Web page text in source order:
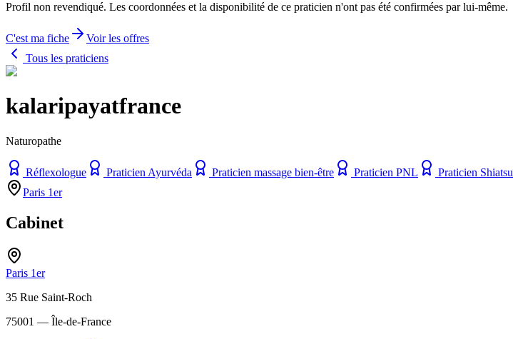
Profil non revendiqué. Les coordonnées et la disponibilité de ce praticien n'ont pas été confirmées par lui-même.
C'est ma fiche
Voir les offres
Tous les praticiens
kalaripayatfrance
Naturopathe
Réflexologue Praticien Ayurvéda Praticien massage bien-être Praticien PNL
Praticien Shiatsu
Paris 1er
Cabinet
Paris 1er
35 Rue Saint-Roch
75001 — Île-de-France